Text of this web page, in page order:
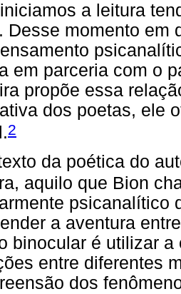
a leitura
Desse momento em
em parceria com o
propõe essa
dos poetas, ele
2
da poética do
aquilo que Bion
psicanalítico
a aventura
binocular é utilizar
entre diferentes
dos